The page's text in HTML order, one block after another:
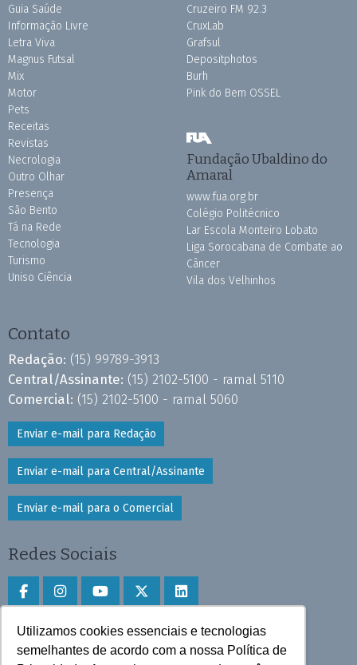
Utilizamos cookies essenciais e tecnologias
semelhantes de acordo com a nossa Política de
Guia Saúde
Informação Livre
Letra Viva
Magnus Futsal
Mix
Motor
Pets
Receitas
Revistas
Necrologia
Outro Olhar
Presença
São Bento
Tá na Rede
Tecnologia
Turismo
Uniso Ciência
Cruzeiro FM 92.3
CruxLab
Grafsul
Depositphotos
Burh
Pink do Bem OSSEL
Fundação Ubaldino do
Amaral
www.fua.org.br
Colégio Politécnico
Lar Escola Monteiro Lobato
Liga Sorocabana de Combate ao
Câncer
Vila dos Velhinhos
Contato
Redação: (15) 99789-3913
Central/Assinante: (15) 2102-5100 - ramal 5110
Comercial: (15) 2102-5100 - ramal 5060
Enviar e-mail para Redação
Enviar e-mail para Central/Assinante
Enviar e-mail para o Comercial
Redes Sociais
Faça download do aplicativo